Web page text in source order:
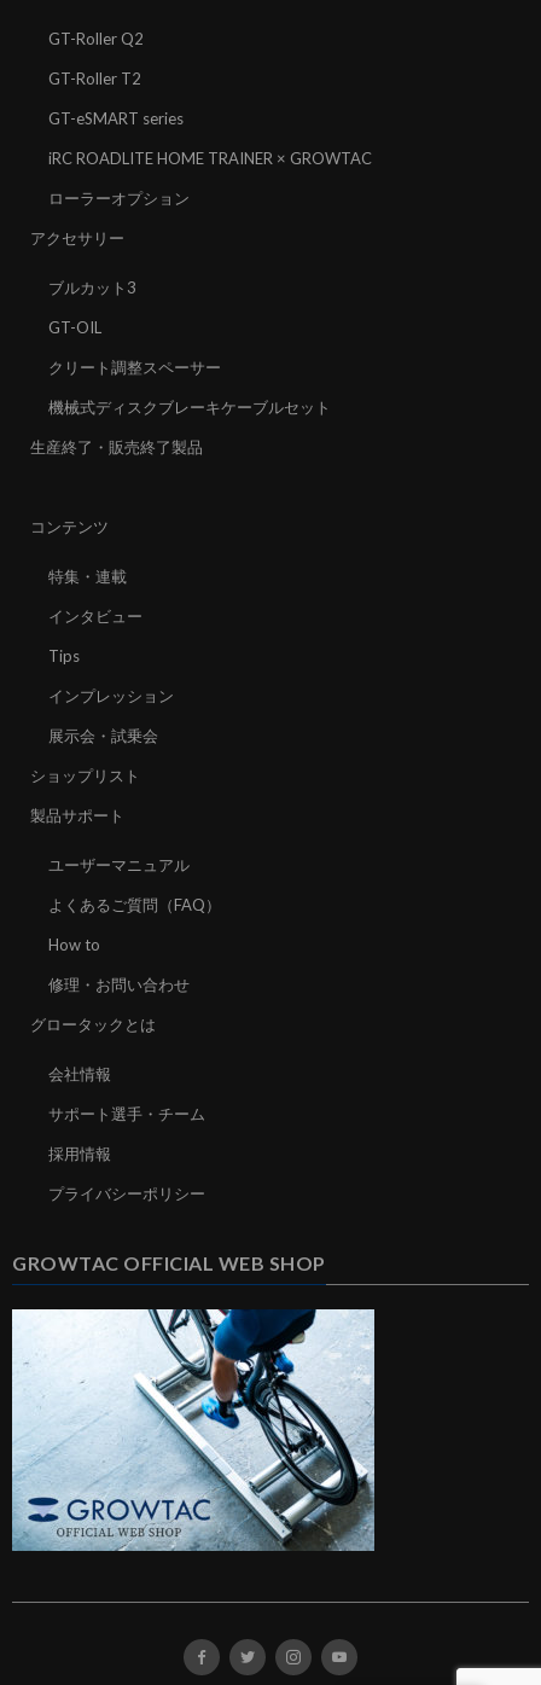
GT-Roller Q2
GT-Roller T2
GT-eSMART series
iRC ROADLITE HOME TRAINER × GROWTAC
ローラーオプション
アクセサリー
ブルカット3
GT-OIL
クリート調整スペーサー
機械式ディスクブレーキケーブルセット
生産終了・販売終了製品
コンテンツ
特集・連載
インタビュー
Tips
インプレッション
展示会・試乗会
ショップリスト
製品サポート
ユーザーマニュアル
よくあるご質問（FAQ）
How to
修理・お問い合わせ
グロータックとは
会社情報
サポート選手・チーム
採用情報
プライバシーポリシー
GROWTAC OFFICIAL WEB SHOP